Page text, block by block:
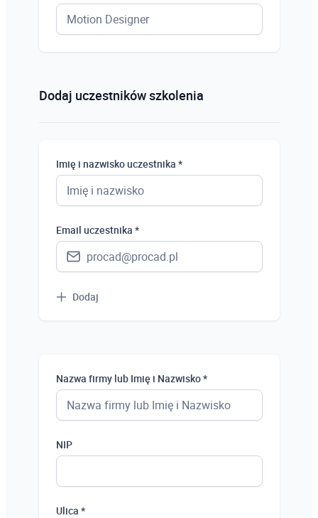
Dodaj uczestników szkolenia
Imię i nazwisko uczestnika *
Email uczestnika *
Dodaj
Nazwa firmy lub Imię i Nazwisko *
NIP
Ulica *
Uczeń
Bezrobotny